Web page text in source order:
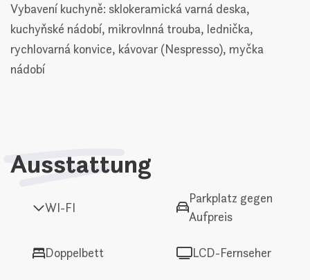
Vybavení kuchyně: sklokeramická varná deska,
kuchyňské nádobí, mikrovlnná trouba, lednička,
rychlovarná konvice, kávovar (Nespresso), myčka
nádobí
Ausstattung
WI-FI
Parkplatz gegen
Aufpreis
Doppelbett LCD-Fernseher